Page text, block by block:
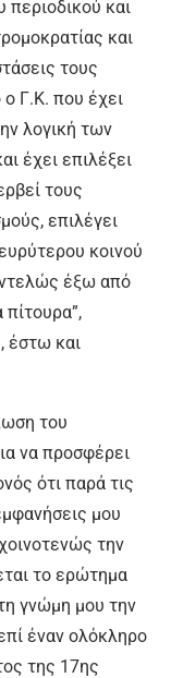
περιοδικού και
και
τους
ο Γ.Κ. που έχει
λογική των
έχει επιλέξει
τους
επιλέγει
κοινού
έξω από
πίτουρα”,
έστω και
του
να προσφέρει
ότι παρά τις
μου
την
το ερώτημα
γνώμη μου την
έναν ολόκληρο
της 17ης